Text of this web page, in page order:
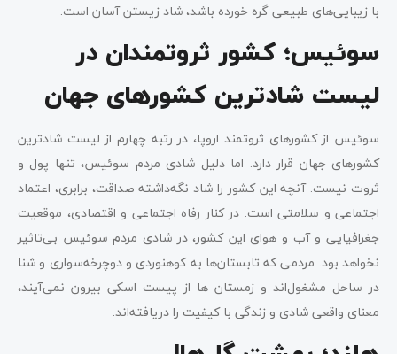
با زیبایی‌های طبیعی گره خورده باشد، شاد زیستن آسان است.
سوئیس؛ کشور ثروتمندان در
لیست شادترین کشورهای جهان
سوئیس از کشورهای ثروتمند اروپا، در رتبه چهارم از لیست شادترین
کشورهای جهان قرار دارد. اما دلیل شادی مردم سوئیس، تنها پول و
ثروت نیست. آنچه این کشور را شاد نگه‌داشته صداقت، برابری، اعتماد
اجتماعی و سلامتی است. در کنار رفاه اجتماعی و اقتصادی، موقعیت
جغرافیایی و آب و هوای این کشور، در شادی مردم سوئیس بی‌تاثیر
نخواهد بود. مردمی که تابستان‌ها به کوهنوردی و دوچرخه‌سواری و شنا
در ساحل مشغول‌اند و زمستان ها از پیست اسکی بیرون نمی‌آیند،
معنای واقعی شادی و زندگی با کیفیت را دریافته‌اند.